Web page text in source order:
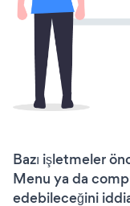
Bazı işletmeler
Menu ya da
edebileceğini